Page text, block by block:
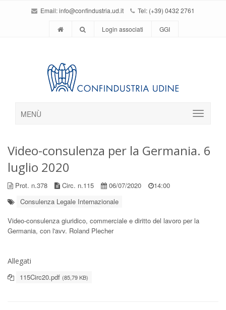
Email:info@confindustria.ud.it Tel: (+39) 0432 2761
Login associati GGI
MENÙ
Video-consulenza per la Germania. 6
luglio 2020
Prot. n.378 Circ. n.115 06/07/2020
14:00
Consulenza Legale Internazionale
Video-consulenza giuridico, commerciale e diritto del lavoro per la
Germania, con l'avv. Roland Plecher
Allegati
115Circ20.pdf (85,79 KB)